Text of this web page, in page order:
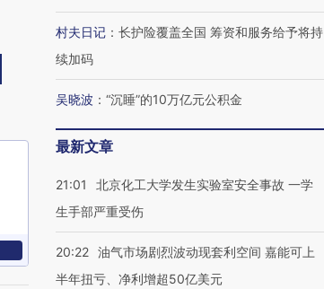
村夫日记 ： 长护险覆盖全国 筹资和服务给予将持
续加码
吴晓波 ： “沉睡”的10万亿元公积金
最新文章
21:01
北京化工大学发生实验室安全事故 一学
生手部严重受伤
20:22 油气市场剧烈波动现套利空间 嘉能可上
半年扭亏、净利增超50亿美元